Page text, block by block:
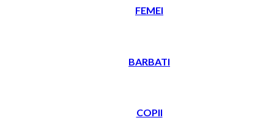
FEMEI
BARBATI
COPII